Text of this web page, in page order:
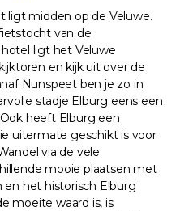
ligt midden op de Veluwe.
van de
ligt het Veluwe
en kijk uit over de
Nunspeet ben je zo in
stadje Elburg eens een
heeft Elburg een
uitermate geschikt is voor
via de vele
mooie plaatsen met
het historisch Elburg
moeite waard is, is